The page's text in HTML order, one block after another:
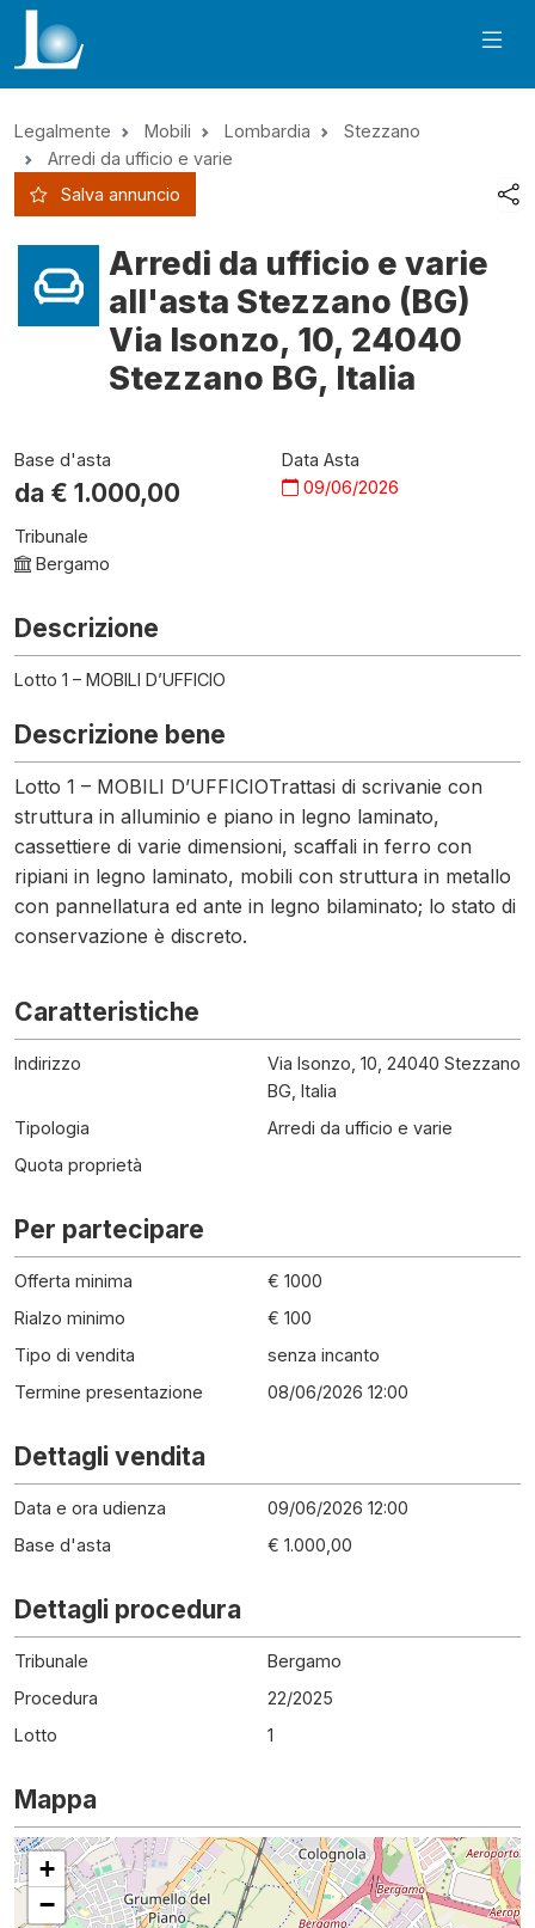
Legalmente Mobili Lombardia
Stezzano
Arredi da ufficio e varie
Salva annuncio
Arredi da ufficio e varie
all'asta Stezzano (BG)
Via Isonzo, 10, 24040
Stezzano BG, Italia
Base d'asta
da € 1.000,00
Data Asta
09/06/2026
Tribunale
Bergamo
Descrizione
Lotto 1 – MOBILI D’UFFICIO
Descrizione bene
Lotto 1 – MOBILI D’UFFICIOTrattasi di scrivanie con
struttura in alluminio e piano in legno laminato,
cassettiere di varie dimensioni, scaffali in ferro con
ripiani in legno laminato, mobili con struttura in metallo
con pannellatura ed ante in legno bilaminato; lo stato di
conservazione è discreto.
Caratteristiche
Indirizzo
Via Isonzo, 10, 24040 Stezzano
BG, Italia
Tipologia
Arredi da ufficio e varie
Quota proprietà
Per partecipare
Offerta minima
€ 1000
Rialzo minimo
€ 100
Tipo di vendita
senza incanto
Termine presentazione
08/06/2026 12:00
Dettagli vendita
Data e ora udienza
09/06/2026 12:00
Base d'asta
€ 1.000,00
Dettagli procedura
Tribunale
Bergamo
Procedura
22/2025
Lotto
1
Mappa
+
−